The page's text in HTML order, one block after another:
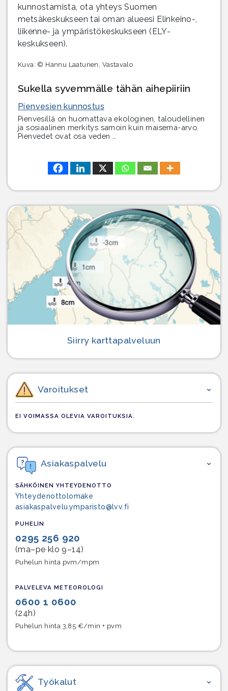
kunnostamista, ota yhteys Suomen
metsäkeskukseen tai oman alueesi Elinkeino-,
liikenne- ja ympäristökeskukseen (ELY-
keskukseen).
Kuva: © Hannu Laatunen, Vastavalo
Sukella syvemmälle tähän aihepiiriin
Pienvesien kunnostus
Pienvesillä on huomattava ekologinen, taloudellinen
ja sosiaalinen merkitys samoin kuin maisema-arvo.
Pienvedet ovat osa veden …
Siirry karttapalveluun
Varoitukset
EI VOIMASSA OLEVIA VAROITUKSIA.
Asiakaspalvelu
SÄHKÖINEN YHTEYDENOTTO
Yhteydenottolomake
asiakaspalvelu.ymparisto@lvv.fi
PUHELIN
0295 256 920
(ma–pe klo 9–14)
Puhelun hinta pvm/mpm
PALVELEVA METEOROLOGI
0600 1 0600
(24h)
Puhelun hinta 3,85 €/min + pvm
Työkalut